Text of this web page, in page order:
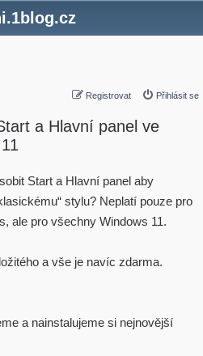
Registrovat Přihlásit se
a Hlavní panel ve
Start a Hlavní panel aby
stylu? Neplatí pouze pro
ale pro všechny Windows 11.
a vše je navíc zdarma.
a nainstalujeme si nejnovější